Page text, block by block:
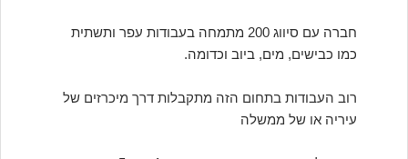
חברה עם סיווג 200 מתמחה בעבודות עפר ותשתית
כמו כבישים, מים, ביוב וכדומה.
רוב העבודות בתחום הזה מתקבלות דרך מיכרזים של
עיריה או של ממשלה